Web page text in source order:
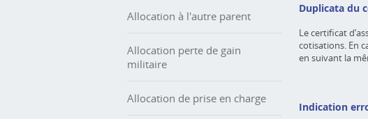
Allocation à l'autre parent
Allocation perte de gain
militaire
Allocation de prise en charge
Duplicata du
Le certificat
cotisations. En
en suivant la
Indication